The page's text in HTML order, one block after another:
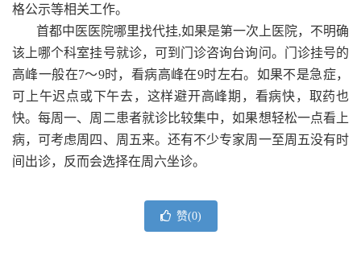
格公示等相关工作。
首都中医医院哪里找代挂,如果是第一次上医院，不明确
该上哪个科室挂号就诊，可到门诊咨询台询问。门诊挂号的
高峰一般在7～9时，看病高峰在9时左右。如果不是急症，
可上午迟点或下午去，这样避开高峰期，看病快，取药也
快。每周一、周二患者就诊比较集中，如果想轻松一点看上
病，可考虑周四、周五来。还有不少专家周一至周五没有时
间出诊，反而会选择在周六坐诊。
赞(0)